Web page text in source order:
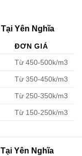
Yên Nghĩa
ĐƠN GIÁ
Từ 450-500k/m3
Từ 350-450k/m3
Từ 250-350k/m3
Từ 150-250k/m3
Yên Nghĩa